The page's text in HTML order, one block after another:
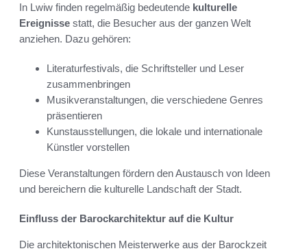
In Lwiw finden regelmäßig bedeutende kulturelle
Ereignisse statt, die Besucher aus der ganzen Welt
anziehen. Dazu gehören:
Literaturfestivals, die Schriftsteller und Leser
zusammenbringen
Musikveranstaltungen, die verschiedene Genres
präsentieren
Kunstausstellungen, die lokale und internationale
Künstler vorstellen
Diese Veranstaltungen fördern den Austausch von Ideen
und bereichern die kulturelle Landschaft der Stadt.
Einfluss der Barockarchitektur auf die Kultur
Die architektonischen Meisterwerke aus der Barockzeit